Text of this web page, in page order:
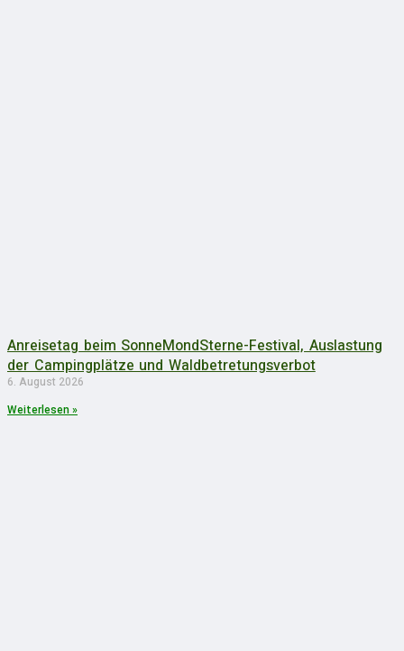
Anreisetag beim SonneMondSterne-Festival, Auslastung
der Campingplätze und Waldbetretungsverbot
6. August 2026
Weiterlesen »